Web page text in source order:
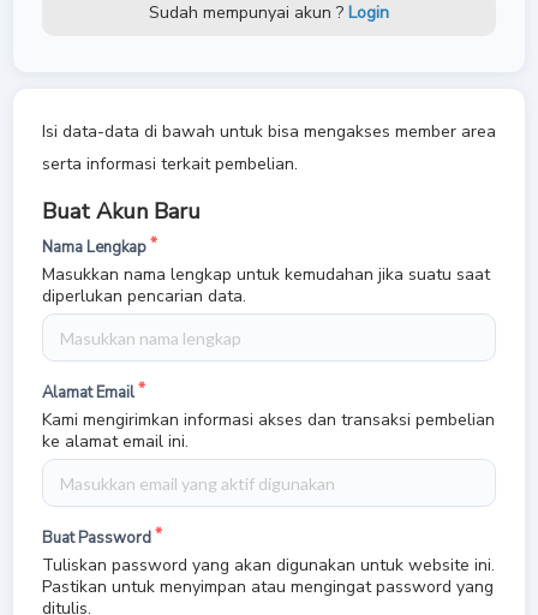
Sudah mempunyai akun ? Login
Isi data-data di bawah untuk bisa mengakses member area
serta informasi terkait pembelian.
Buat Akun Baru
Nama Lengkap
Masukkan nama lengkap untuk kemudahan jika suatu saat
diperlukan pencarian data.
Alamat Email
Kami mengirimkan informasi akses dan transaksi pembelian
ke alamat email ini.
Buat Password
Tuliskan password yang akan digunakan untuk website ini.
Pastikan untuk menyimpan atau mengingat password yang
ditulis.